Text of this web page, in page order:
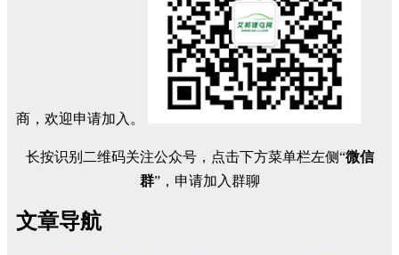
商，欢迎申请加入。
长按识别二维码关注公众号，点击下方菜单栏左侧“微信
群”，申请加入群聊
文章导航